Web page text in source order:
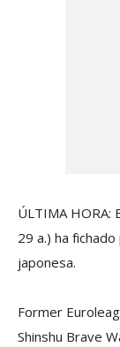
ÚLTIMA HORA:
29 a.) ha
japonesa.
Former
Shinshu Brave